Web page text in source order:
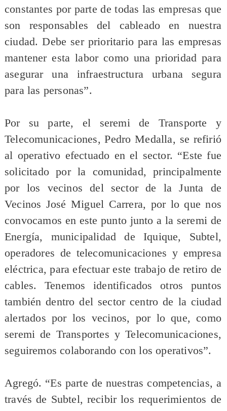
constantes por parte de todas las empresas que
son responsables del cableado en nuestra
ciudad. Debe ser prioritario para las empresas
mantener esta labor como una prioridad para
asegurar una infraestructura urbana segura
para las personas”.
Por su parte, el seremi de Transporte y
Telecomunicaciones, Pedro Medalla, se refirió
al operativo efectuado en el sector. “Este fue
solicitado por la comunidad, principalmente
por los vecinos del sector de la Junta de
Vecinos José Miguel Carrera, por lo que nos
convocamos en este punto junto a la seremi de
Energía, municipalidad de Iquique, Subtel,
operadores de telecomunicaciones y empresa
eléctrica, para efectuar este trabajo de retiro de
cables. Tenemos identificados otros puntos
también dentro del sector centro de la ciudad
alertados por los vecinos, por lo que, como
seremi de Transportes y Telecomunicaciones,
seguiremos colaborando con los operativos”.
Agregó. “Es parte de nuestras competencias, a
través de Subtel, recibir los requerimientos de